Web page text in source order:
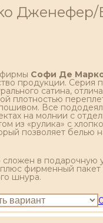
Дженефер/
Софи Де
продукции. Серия
сатина,
плотностью
Все
на молнии с
из «рулика» с
позволяет белью
в подарочную
фирменный пакет
шнура.